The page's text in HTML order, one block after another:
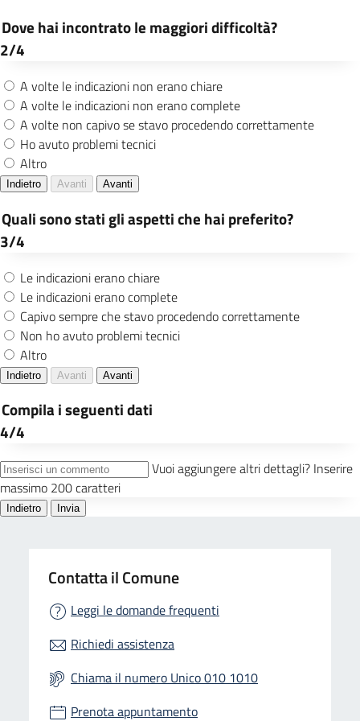
Contatta il Comune
Leggi le domande frequenti
Richiedi assistenza
Chiama il numero Unico 010 1010
Prenota appuntamento